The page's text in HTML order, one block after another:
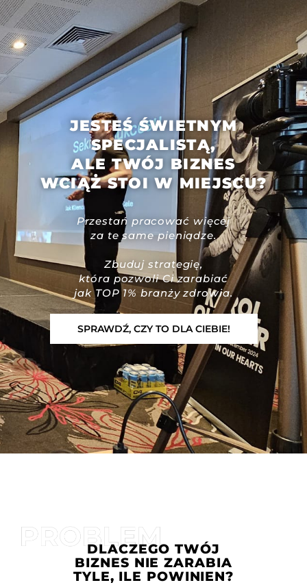
JESTEŚ ŚWIETNYM
SPECJALISTĄ,
ALE TWÓJ BIZNES
WCIĄŻ STOI W MIEJSCU?
Przestań pracować więcej
za te same pieniądze.
Zbuduj strategię,
która pozwoli Ci zarabiać
jak TOP 1% branży zdrowia.
SPRAWDŹ, CZY TO DLA CIEBIE!
DLACZEGO TWÓJ
BIZNES NIE ZARABIA
TYLE, ILE POWINIEN?